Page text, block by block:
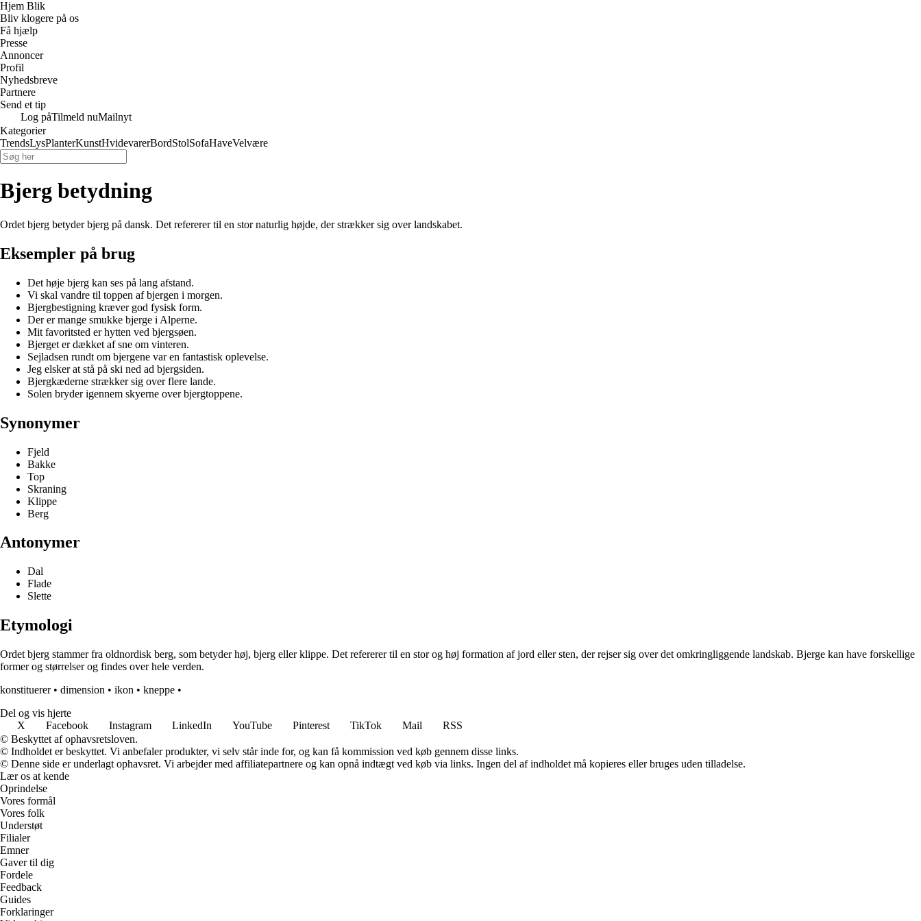
Hjem Blik
Bliv klogere på os
Få hjælp
Presse
Annoncer
Profil
Nyhedsbreve
Partnere
Send et tip
Log påTilmeld nuMailnyt
Kategorier
TrendsLysPlanterKunstHvidevarerBordStolSofaHaveVelvære
Bjerg betydning
Ordet bjerg betyder bjerg på dansk. Det refererer til en stor naturlig højde, der strækker sig over landskabet.
Eksempler på brug
Det høje bjerg kan ses på lang afstand.
Vi skal vandre til toppen af bjergen i morgen.
Bjergbestigning kræver god fysisk form.
Der er mange smukke bjerge i Alperne.
Mit favoritsted er hytten ved bjergsøen.
Bjerget er dækket af sne om vinteren.
Sejladsen rundt om bjergene var en fantastisk oplevelse.
Jeg elsker at stå på ski ned ad bjergsiden.
Bjergkæderne strækker sig over flere lande.
Solen bryder igennem skyerne over bjergtoppene.
Synonymer
Fjeld
Bakke
Top
Skraning
Klippe
Berg
Antonymer
Dal
Flade
Slette
Etymologi
Ordet bjerg stammer fra oldnordisk berg, som betyder høj, bjerg eller klippe. Det refererer til en stor og høj formation af jord eller sten, der rejser sig over det omkringliggende landskab. Bjerge kan have forskellige
former og størrelser og findes over hele verden.
konstituerer• dimension • ikon • kneppe •
Del og vis hjerte
X
Facebook Instagram LinkedIn YouTube Pinterest TikTok Mail
RSS
© Beskyttet af ophavsretsloven.
© Indholdet er beskyttet. Vi anbefaler produkter, vi selv står inde for, og kan få kommission ved køb gennem disse links.
© Denne side er underlagt ophavsret. Vi arbejder med affiliatepartnere og kan opnå indtægt ved køb via links. Ingen del af indholdet må kopieres eller bruges uden tilladelse.
Lær os at kende
Oprindelse
Vores formål
Vores folk
Understøt
Filialer
Emner
Gaver til dig
Fordele
Feedback
Guides
Forklaringer